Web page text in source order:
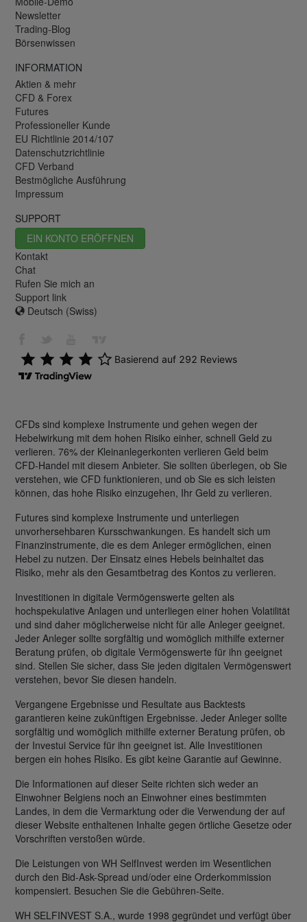
Newsletter
Trading-Blog
Börsenwissen
INFORMATION
Aktien & mehr
CFD & Forex
Futures
Professioneller Kunde
EU Richtlinie 2014/107
Datenschutzrichtlinie
CFD Verband
Bestmögliche Ausführung
Impressum
SUPPORT
EIN KONTO ERÖFFNEN
Kontakt
Chat
Rufen Sie mich an
Support link
Deutsch (Swiss)
CFDs sind komplexe Instrumente und gehen wegen der
Hebelwirkung mit dem hohen Risiko einher, schnell Geld zu
verlieren. 76% der Kleinanlegerkonten verlieren Geld beim
CFD-Handel mit diesem Anbieter. Sie sollten überlegen, ob Sie
verstehen, wie CFD funktionieren, und ob Sie es sich leisten
können, das hohe Risiko einzugehen, Ihr Geld zu verlieren.
Futures sind komplexe Instrumente und unterliegen
unvorhersehbaren Kursschwankungen. Es handelt sich um
Finanzinstrumente, die es dem Anleger ermöglichen, einen
Hebel zu nutzen. Der Einsatz eines Hebels beinhaltet das
Risiko, mehr als den Gesamtbetrag des Kontos zu verlieren.
Investitionen in digitale Vermögenswerte gelten als
hochspekulative Anlagen und unterliegen einer hohen Volatilität
und sind daher möglicherweise nicht für alle Anleger geeignet.
Jeder Anleger sollte sorgfältig und womöglich mithilfe externer
Beratung prüfen, ob digitale Vermögenswerte für ihn geeignet
sind. Stellen Sie sicher, dass Sie jeden digitalen Vermögenswert
verstehen, bevor Sie diesen handeln.
Vergangene Ergebnisse und Resultate aus Backtests
garantieren keine zukünftigen Ergebnisse. Jeder Anleger sollte
sorgfältig und womöglich mithilfe externer Beratung prüfen, ob
der Investui Service für ihn geeignet ist. Alle Investitionen
bergen ein hohes Risiko. Es gibt keine Garantie auf Gewinne.
Die Informationen auf dieser Seite richten sich weder an
Einwohner Belgiens noch an Einwohner eines bestimmten
Landes, in dem die Vermarktung oder die Verwendung der auf
dieser Website enthaltenen Inhalte gegen örtliche Gesetze oder
Vorschriften verstoßen würde.
Die Leistungen von WH SelfInvest werden im Wesentlichen
durch den Bid-Ask-Spread und/oder eine Orderkommission
kompensiert. Besuchen Sie die Gebühren-Seite.
WH SELFINVEST S.A., wurde 1998 gegründet und verfügt über